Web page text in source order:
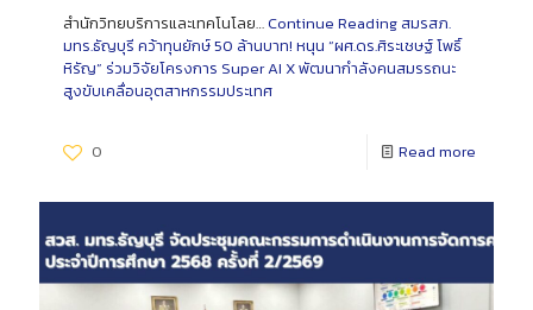
สำนักวิทยบริการและเทคโนโลย… Continue Reading สมรสภ.
มทร.ธัญบุรี คว้าทุนยักษ์ 50 ล้านบาท! หนุน “ผศ.ดร.ศิระเชษฐ์ โพธิ์
หิรัญ” ร่วมวิจัยโครงการ Super AI X พัฒนากำลังคนสมรรถนะ
สูงขับเคลื่อนอุตสาหกรรมประเทศ
0 Read more